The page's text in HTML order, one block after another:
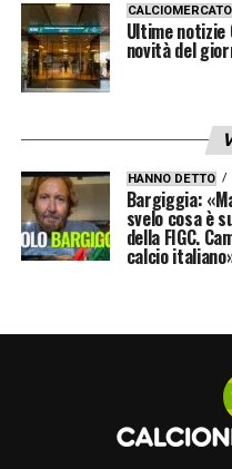
LA PLAYLIST
CALCIOMERCATO
Ultime
novità del
HANNO DETTO
Bargiggia:
svelo cosa è
della FIGC.
calcio italiano»